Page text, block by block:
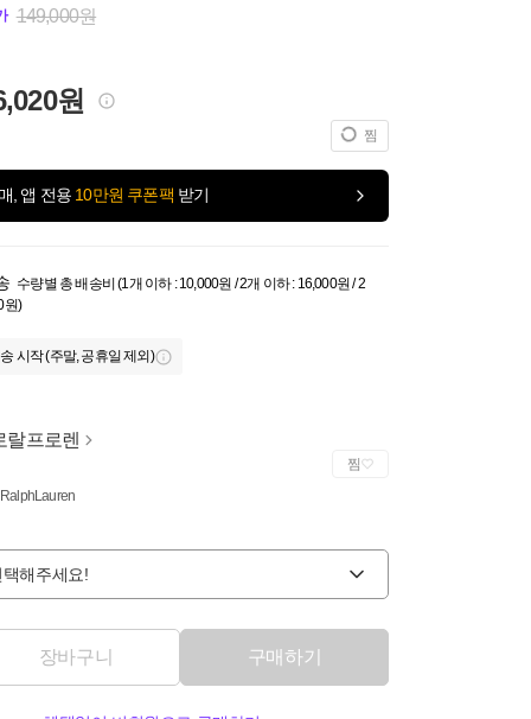
149,000원
원
찜
, 앱 전용 10만원 쿠폰팩 받기
수량별 총 배송비 (1개 이하 : 10,000원 / 2개 이하 : 16,000원 / 2
원)
시작 (주말, 공휴일 제외)
랄프로렌
찜
해주세요!
장바구니 구매하기